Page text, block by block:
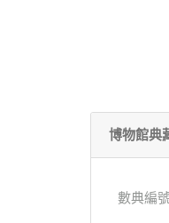
博物館典
數典編